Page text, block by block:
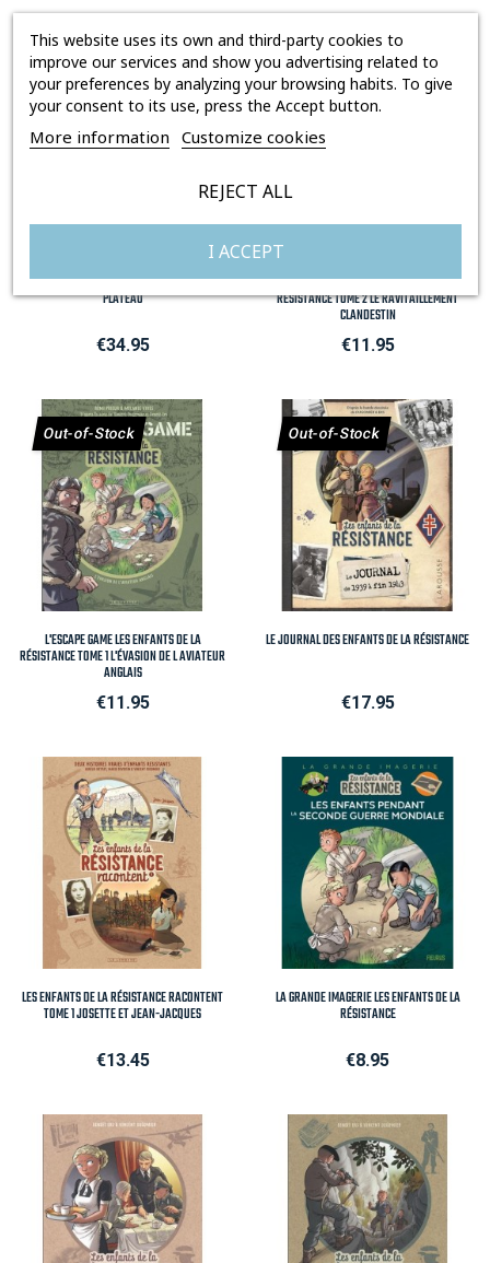
LES ENFANTS DE LA RÉSISTANCE : JEU DE
PLATEAU
Price
€34.95
L'ESCAPE GAME LES ENFANTS DE LA
RÉSISTANCE TOME 2 LE RAVITAILLEMENT
CLANDESTIN
Price
€11.95
Out-of-Stock
L'ESCAPE GAME LES ENFANTS DE LA
RÉSISTANCE TOME 1 L'ÉVASION DE L AVIATEUR
ANGLAIS
Price
€11.95
Out-of-Stock
LE JOURNAL DES ENFANTS DE LA RÉSISTANCE
Price
€17.95
Out-of-Stock
LES ENFANTS DE LA RÉSISTANCE RACONTENT
TOME 1 JOSETTE ET JEAN-JACQUES
Price
€13.45
LA GRANDE IMAGERIE LES ENFANTS DE LA
RÉSISTANCE
Price
€8.95
This website uses its own and third-party cookies to
improve our services and show you advertising related to
your preferences by analyzing your browsing habits. To give
your consent to its use, press the Accept button.
More information Customize cookies
REJECT ALL
I ACCEPT